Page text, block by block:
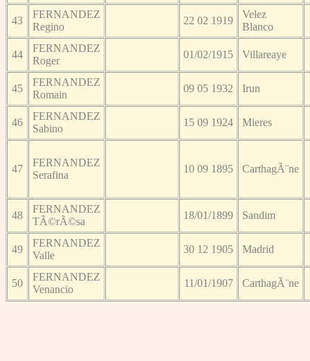
43
FERNANDEZ
Regino
22 02 1919
Velez
Blanco
44
FERNANDEZ
Roger
01/02/1915 Villareaye
45
FERNANDEZ
Romain
09 05 1932 Irun
46
FERNANDEZ
Sabino
15 09 1924 Mieres
47
FERNANDEZ
Serafina
10 09 1895 CarthagÃ¨ne
48
FERNANDEZ
TÃ©rÃ©sa
18/01/1899 Sandim
49
FERNANDEZ
Valle
30 12 1905 Madrid
50
FERNANDEZ
Venancio
11/01/1907 CarthagÃ¨ne